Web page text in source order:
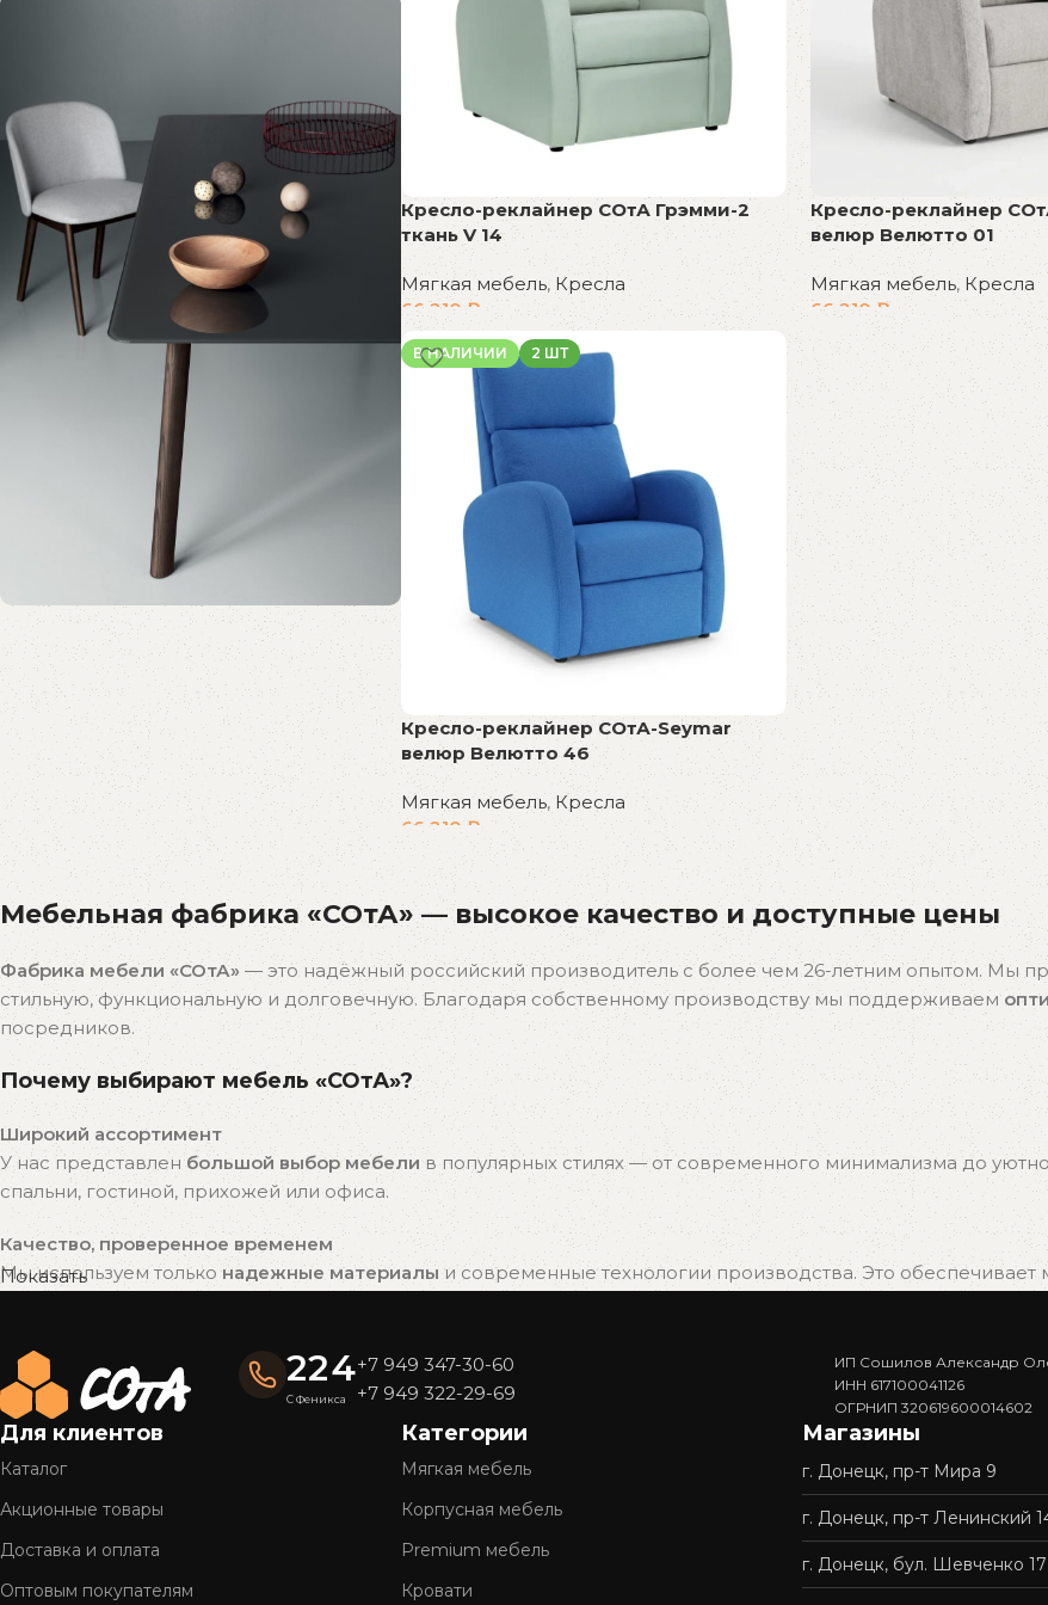
Распродажа
бестселлеров
Скидки на популярные модели!
К покупкам
Кресло-реклайнер СОтА Грэмми-2
ткань V 14
Мягкая мебель, Кресла
66 210₽
В корзину
Кресло-реклайнер
велюр Велютто 01
Мягкая мебель, Кресла
66 210₽
В корзину
В НАЛИЧИИ 2 ШТ
Кресло-реклайнер СОтА-Seymar
велюр Велютто 46
Мягкая мебель, Кресла
66 210 ₽
В корзину
Мебельная фабрика «СОтА» — высокое качество и доступные цены
Фабрика мебели «СОтА» — это надёжный российский производитель с более чем 26-летним опытом. Мы
стильную, функциональную и долговечную. Благодаря собственному производству мы поддерживаем
посредников.
Почему выбирают мебель «СОтА»?
Широкий ассортимент
У нас представленбольшой выбор мебелив популярных стилях — от современного минимализма до
спальни, гостиной, прихожей или офиса.
Качество, проверенное временем
Мы используем тольконадежные материалыи современные технологии производства. Это обеспечивает
Готовые решения — быстро и удобно
Вся мебель «СОтА» уже в наличии и готова к отправке. Вам не придётся ждать изготовления —
доставку.
Полное обслуживание
: консультацию, доставку и профессиональную сборку мебели.
Более 26 лет на рынке
Нам доверяют тысячи клиентов по всей стране. Мы гордимся нашей репутацией и стремимся сделать
Показать
224
С Феникса
+7 949 347-30-60
+7 949 322-29-69
ИП Сошилов Александр
ИНН 617100041126
ОГРНИП 320619600014602
Для клиентов
Каталог
Акционные товары
Доставка и оплата
Оптовым покупателям
Категории
Мягкая мебель
Корпусная мебель
Premium мебель
Кровати
Магазины
г. Донецк, пр-т Мира 9
г. Донецк, пр-т Ленинский
г. Донецк, бул. Шевченко 17